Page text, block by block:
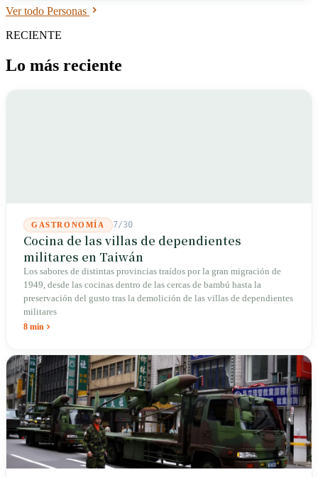
mamá se queda en casa”. Sin embargo, una encuesta de abril 2026
sido superada por Chen Wan-an, con 25 % frente a 19,7 %.
Ver todo Personas
RECIENTE
Lo más reciente
GASTRONOMÍA 7/30
Cocina de las villas de dependientes
militares en Taiwán
Los sabores de distintas provincias traídos por la gran migración de
1949, desde las cocinas dentro de las cercas de bambú hasta la
preservación del gusto tras la demolición de las villas de dependientes
militares
8 min